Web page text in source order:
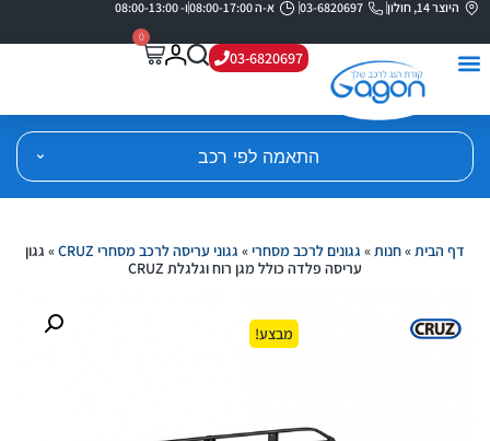
היוצר 14, חולון 03-6820697 א-ה 08:00-17:00 ו- 08:00-13:00
03-6820697
0
התאמה לפי רכב
דף הבית»חנות» גגונים לרכב מסחרי» גגוני עריסה לרכב מסחרי CRUZ » גגון
עריסה פלדה כולל מגן רוח וגלגלת CRUZ
מבצע!